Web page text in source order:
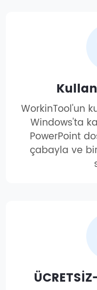
WorkinTool'un
Windows'ta
PowerPoint
çabayla ve